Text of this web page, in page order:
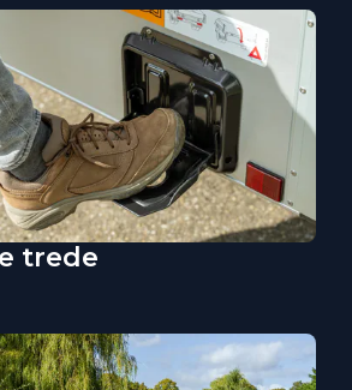
trede